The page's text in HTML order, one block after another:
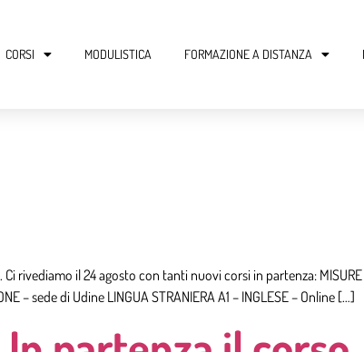
CORSI MODULISTICA FORMAZIONE A DISTANZA
il 24 agosto con tanti nuovi corsi in partenza: MISURE
– sede di Udine LINGUA STRANIERA A1 – INGLESE – Online […]